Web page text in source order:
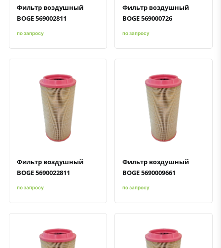
Фильтр воздушный
BOGE 569002811
по запросу
Фильтр воздушный
BOGE 569000726
по запросу
Быстрый просмотрДобавить к сравнению
Фильтр воздушный
BOGE 5690022811
по запросу
Быстрый просмотрДобавить к сравнению
Фильтр воздушный
BOGE 5690009661
по запросу